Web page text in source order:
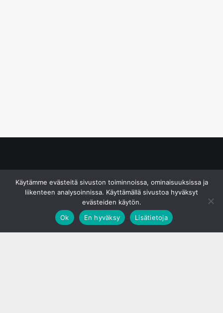
Käytämme evästeitä sivuston toiminnoissa, ominaisuuksissa ja
liikenteen analysoinnissa. Käyttämällä sivustoa hyväksyt
evästeiden käytön.
Ok
En hyväksy Lisätietoja